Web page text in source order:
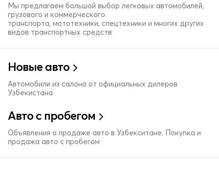
Мы предлагаем большой выбор легковых автомобилей,
грузового и коммерческого
транспорта, мототехники, спецтехники и многих других
видов транспортных средств
Новые авто
Автомобили из салона от официальных дилеров
Узбекистана
Авто с пробегом
Объявления о продаже авто в Узбекситане. Покупка и
продажа авто с пробегом